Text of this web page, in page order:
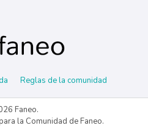
Reglas de la comunidad
Faneo.
para la Comunidad de Faneo.